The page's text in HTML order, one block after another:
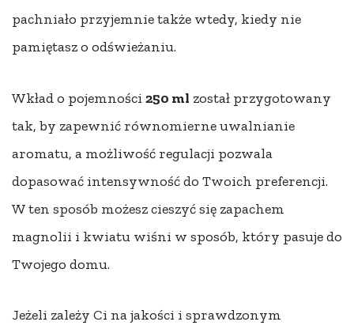
pachniało przyjemnie także wtedy, kiedy nie
pamiętasz o odświeżaniu.
Wkład o pojemności 250 ml został przygotowany
tak, by zapewnić równomierne uwalnianie
aromatu, a możliwość regulacji pozwala
dopasować intensywność do Twoich preferencji.
W ten sposób możesz cieszyć się zapachem
magnolii i kwiatu wiśni w sposób, który pasuje do
Twojego domu.
Jeżeli zależy Ci na jakości i sprawdzonym